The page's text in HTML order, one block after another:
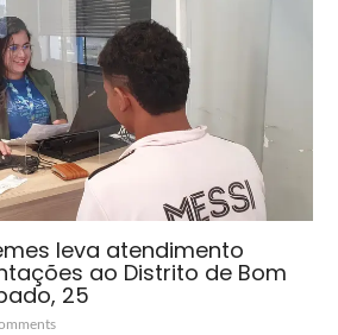
leva atendimento
ao Distrito de Bom
25